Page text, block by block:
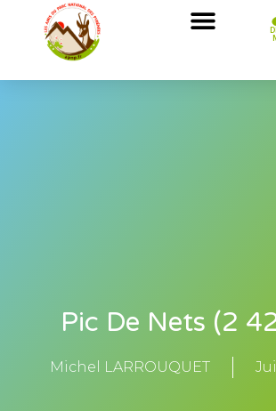
Pic De Nets (2
Michel LARROUQUET